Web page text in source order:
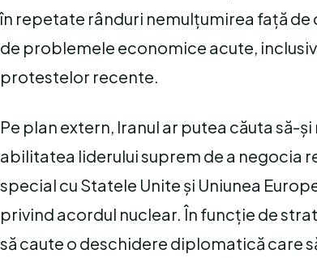
în repetate rânduri nemulțumirea față
de problemele economice acute,
protestelor recente.
Pe plan extern, Iranul ar putea căuta să-
abilitatea liderului suprem de a negocia
special cu Statele Unite și Uniunea
privind acordul nuclear. În funcție de
să caute o deschidere diplomatică care